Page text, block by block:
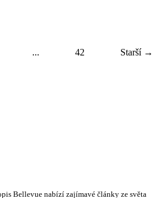
... 42 Starší →
Bellevue nabízí zajímavé články ze světa